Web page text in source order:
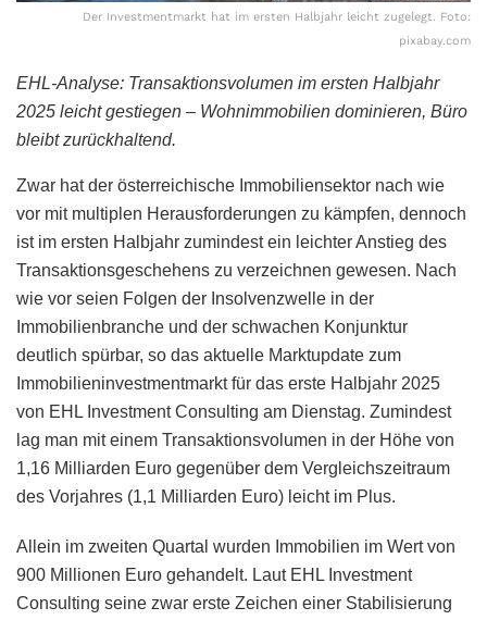
Der Investmentmarkt hat im ersten Halbjahr leicht zugelegt. Foto:
pixabay.com
EHL-Analyse: Transaktionsvolumen im ersten Halbjahr
2025 leicht gestiegen – Wohnimmobilien dominieren, Büro
bleibt zurückhaltend.
Zwar hat der österreichische Immobiliensektor nach wie
vor mit multiplen Herausforderungen zu kämpfen, dennoch
ist im ersten Halbjahr zumindest ein leichter Anstieg des
Transaktionsgeschehens zu verzeichnen gewesen. Nach
wie vor seien Folgen der Insolvenzwelle in der
Immobilienbranche und der schwachen Konjunktur
deutlich spürbar, so das aktuelle Marktupdate zum
Immobilieninvestmentmarkt für das erste Halbjahr 2025
von EHL Investment Consulting am Dienstag. Zumindest
lag man mit einem Transaktionsvolumen in der Höhe von
1,16 Milliarden Euro gegenüber dem Vergleichszeitraum
des Vorjahres (1,1 Milliarden Euro) leicht im Plus.
Allein im zweiten Quartal wurden Immobilien im Wert von
900 Millionen Euro gehandelt. Laut EHL Investment
Consulting seine zwar erste Zeichen einer Stabilisierung